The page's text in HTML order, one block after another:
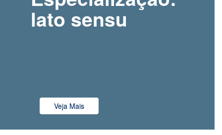
lato sensu
Veja Mais